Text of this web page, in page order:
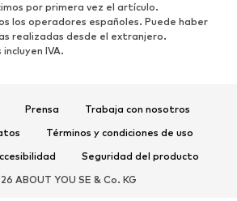
Disciplinas deportivas
por primera vez el artículo.
los operadores españoles. Puede haber
realizadas desde el extranjero.
IVA.
Prensa
Trabaja con nosotros
Términos y condiciones de uso
Seguridad del producto
ABOUT YOU SE & Co. KG